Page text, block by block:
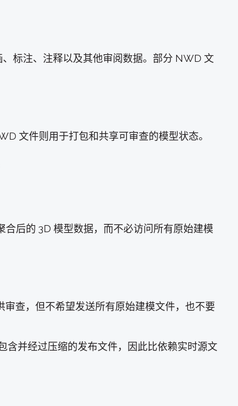
标注、注释以及其他审阅数据。部分 NWD 文
文件则用于打包和共享可审查的模型状态。
后的 3D 模型数据，而不必访问所有原始建模
查，但不希望发送所有原始建模文件，也不要
含并经过压缩的发布文件，因此比依赖实时源文